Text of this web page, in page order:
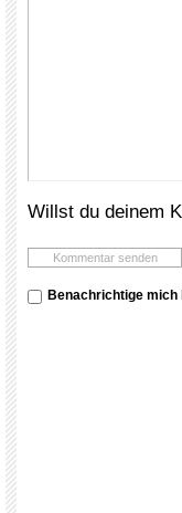
Willst du deinem
Benachrichtige mich